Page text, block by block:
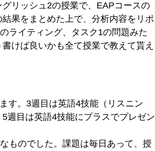
リッシュ2の授業で、EAPコースの
果をまとめた上で、分析内容をリポ
ライティング、タスク1の問題みた
けば良いかも全て授業で教えて貰え
す。3週目は英語4技能（リスニン
週目は英語4技能にプラスでプレゼン
ものでした。課題は毎日あって、授